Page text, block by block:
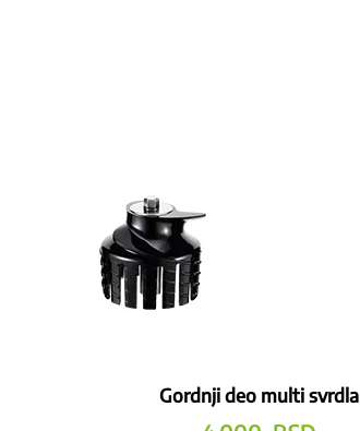
Gordnji deo multi svrdla